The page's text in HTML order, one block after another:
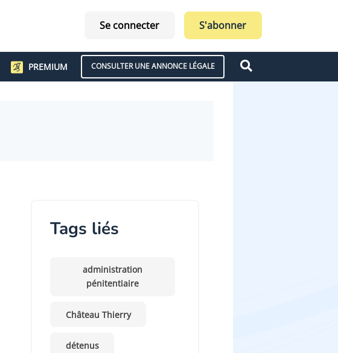
Se connecter S'abonner
PREMIUM CONSULTER UNE ANNONCE LÉGALE
Tags liés
administration
pénitentiaire
Château Thierry
détenus